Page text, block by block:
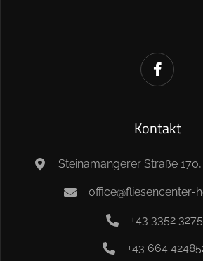
Kontakt
Steinamangerer Straße
office@fliesencenter-
+43 3352
+43 664